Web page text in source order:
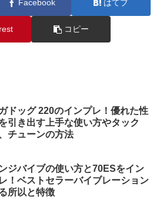
Facebook はてブ
コピー
ドッグ 220のインプレ！優れた性
引き出す上手な使い方やタック
チューンの方法
ジバイブの使い方と70ESをイン
！ベストセラーバイブレーション
所以と特徴